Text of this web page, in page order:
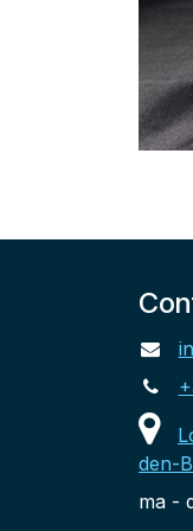
den-
ma -